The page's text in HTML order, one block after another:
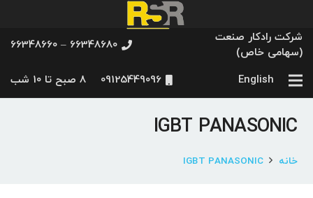
شرکت رادکار صنعت
(سهامی خاص)
66348680 – 66348660
English
09125449096 8 صبح تا 10 شب
IGBT PANASONIC
خانه IGBT PANASONIC